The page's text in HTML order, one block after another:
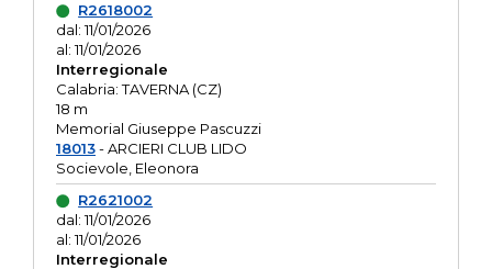
R2618002
dal: 11/01/2026
al: 11/01/2026
Interregionale
Calabria: TAVERNA (CZ)
18 m
Memorial Giuseppe Pascuzzi
18013- ARCIERI CLUB LIDO
Socievole, Eleonora
R2621002
dal: 11/01/2026
al: 11/01/2026
Interregionale